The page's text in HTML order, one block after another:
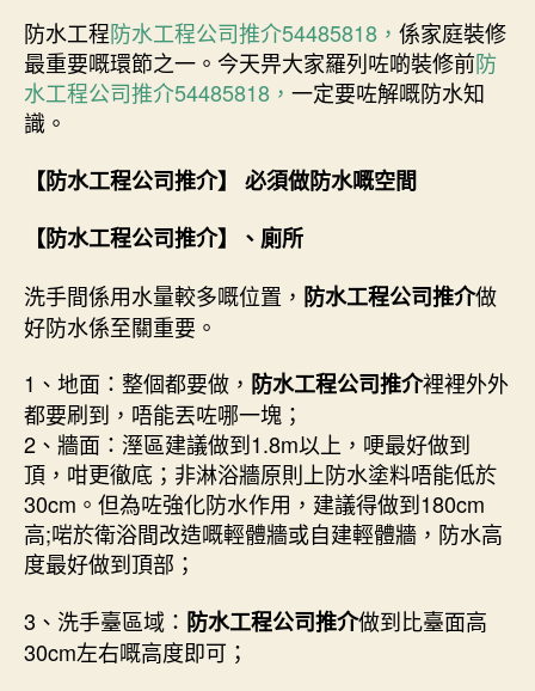
防水工程防水工程公司推介54485818， 係家庭裝修
最重要嘅環節之一。今天畀大家羅列咗啲裝修前防
水工程公司推介54485818， 一定要咗解嘅防水知
識。
【防水工程公司推介】
必須做防水嘅空間
【防水工程公司推介】、廁所
洗手間係用水量較多嘅位置， 防水工程公司推介做
好防水係至關重要。
1、地面：整個都要做， 防水工程公司推介裡裡外外
都要刷到，唔能丟咗哪一塊；
2、牆面：溼區建議做到1.8m以上，哽最好做到
頂，咁更徹底；非淋浴牆原則上防水塗料唔能低於
30cm。但為咗強化防水作用，建議得做到180cm
高;啱於衛浴間改造嘅輕體牆或自建輕體牆，防水高
度最好做到頂部；
3、洗手臺區域： 防水工程公司推介做到比臺面高
30cm左右嘅高度即可；